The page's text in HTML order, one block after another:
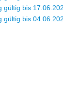
gültig bis
gültig bis